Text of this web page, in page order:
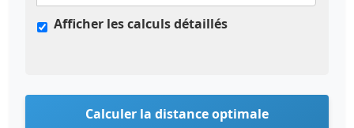
Afficher les calculs détaillés
Calculer la distance optimale